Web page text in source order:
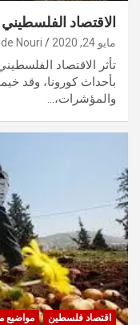
الاقتصاد
مايو 24, 2020 Nouri
تأثر الاقتصاد
بأحداث كورونا، وقد
والمؤشرات،…
اقتصاد فلسطين مواضيع